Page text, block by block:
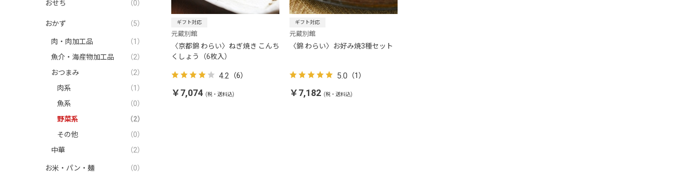
ギフト対応
元蔵別館
〈京都錦 わらい〉ねぎ焼き こんち
くしょう（6枚入）
4.2 （6）
￥7,074 (税・送料込)
ギフト対応
元蔵別館
〈錦 わらい〉お好み焼3種セット
5.0 （1）
￥7,182 (税・送料込)
おせち （0）
おかず （5）
肉・肉加工品
（1）
魚介・海産物加工品
（2）
おつまみ
（2）
肉系
（1）
魚系
（0）
野菜系
（2）
その他
（0）
中華
（2）
お米・パン・麺 （0）